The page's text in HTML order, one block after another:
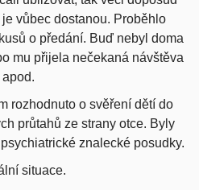
vůbec dostanou. Proběhlo
o předání. Buď nebyl doma
mu přijela nečekaná návštěva
apod.
rozhodnuto o svěření dětí do
průtahů ze strany otce. Byly
znalecké posudky.
situace.